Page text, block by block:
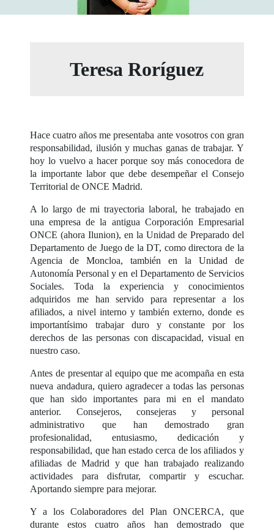
Teresa Roríguez
Hace cuatro años me presentaba ante vosotros con gran
responsabilidad, ilusión y muchas ganas de trabajar. Y
hoy lo vuelvo a hacer porque soy más conocedora de
la importante labor que debe desempeñar el Consejo
Territorial de ONCE Madrid.
A lo largo de mi trayectoria laboral, he trabajado en
una empresa de la antigua Corporación Empresarial
ONCE (ahora Ilunion), en la Unidad de Preparado del
Departamento de Juego de la DT, como directora de la
Agencia de Moncloa, también en la Unidad de
Autonomía Personal y en el Departamento de Servicios
Sociales. Toda la experiencia y conocimientos
adquiridos me han servido para representar a los
afiliados, a nivel interno y también externo, donde es
importantísimo trabajar duro y constante por los
derechos de las personas con discapacidad, visual en
nuestro caso.
Antes de presentar al equipo que me acompaña en esta
nueva andadura, quiero agradecer a todas las personas
que han sido importantes para mi en el mandato
anterior. Consejeros, consejeras y personal
administrativo que han demostrado gran
profesionalidad, entusiasmo, dedicación y
responsabilidad, que han estado cerca de los afiliados y
afiliadas de Madrid y que han trabajado realizando
actividades para disfrutar, compartir y escuchar.
Aportando siempre para mejorar.
Y a los Colaboradores del Plan ONCERCA, que
durante estos cuatro años han demostrado que